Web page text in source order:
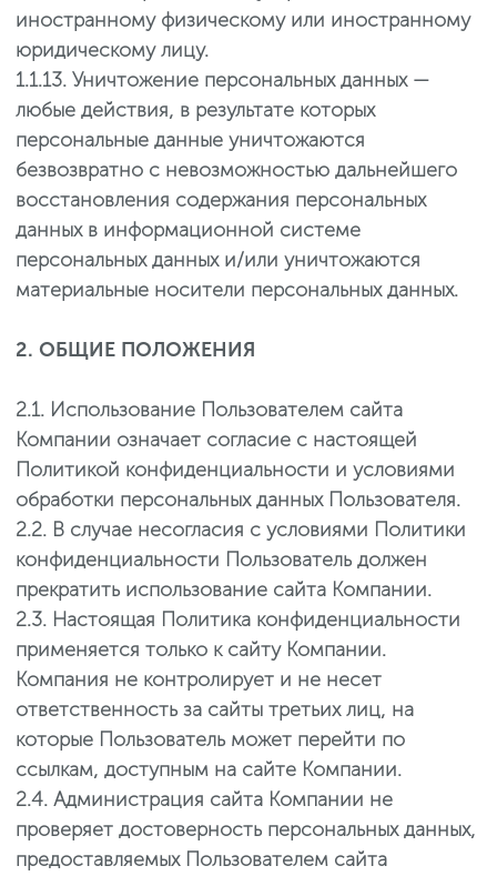
иностранному физическому или иностранному
юридическому лицу.
1.1.13. Уничтожение персональных данных —
любые действия, в результате которых
персональные данные уничтожаются
безвозвратно с невозможностью дальнейшего
восстановления содержания персональных
данных в информационной системе
персональных данных и/или уничтожаются
материальные носители персональных данных.
2. ОБЩИЕ ПОЛОЖЕНИЯ
2.1. Использование Пользователем сайта
Компании означает согласие с настоящей
Политикой конфиденциальности и условиями
обработки персональных данных Пользователя.
2.2. В случае несогласия с условиями Политики
конфиденциальности Пользователь должен
прекратить использование сайта Компании.
2.3. Настоящая Политика конфиденциальности
применяется только к сайту Компании.
Компания не контролирует и не несет
ответственность за сайты третьих лиц, на
которые Пользователь может перейти по
ссылкам, доступным на сайте Компании.
2.4. Администрация сайта Компании не
проверяет достоверность персональных данных,
предоставляемых Пользователем сайта